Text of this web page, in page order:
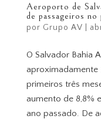
Aeroporto de
de passageiros
por Grupo AV
O Salvador Bahia
aproximadamente
primeiros três
aumento de 8,8%
ano passado. De